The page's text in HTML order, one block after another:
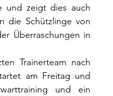
und zeigt dies auch
die Schützlinge von
Überraschungen in
Trainerteam nach
am Freitag und
und ein